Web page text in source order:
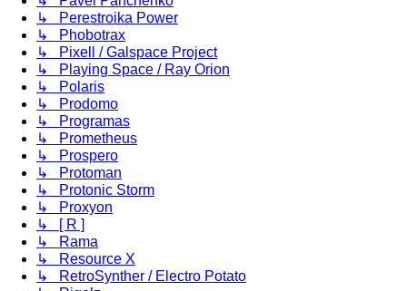
↳ Perestroika Power
↳ Phobotrax
↳ Pixell / Galspace Project
↳ Playing Space / Ray Orion
↳ Polaris
↳ Prodomo
↳ Programas
↳ Prometheus
↳ Prospero
↳ Protoman
↳ Protonic Storm
↳ Proxyon
↳ [ R ]
↳ Rama
↳ Resource X
↳ RetroSynther / Electro Potato